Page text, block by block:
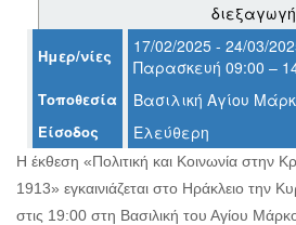
Εκδηλώσεις
ΤΟΠΟΣ
ΜΑΣ
διεξαγωγή
Ημερ/νίες
17/02/2025 - 24/03/
Παρασκευή 09:00 –
Τοποθεσία Βασιλική Αγίου
Είσοδος Ελεύθερη
Η έκθεση «Πολιτική και Κοινωνία στην
1913» εγκαινιάζεται στο Ηράκλειο την
στις 19:00 στη Βασιλική του Αγίου